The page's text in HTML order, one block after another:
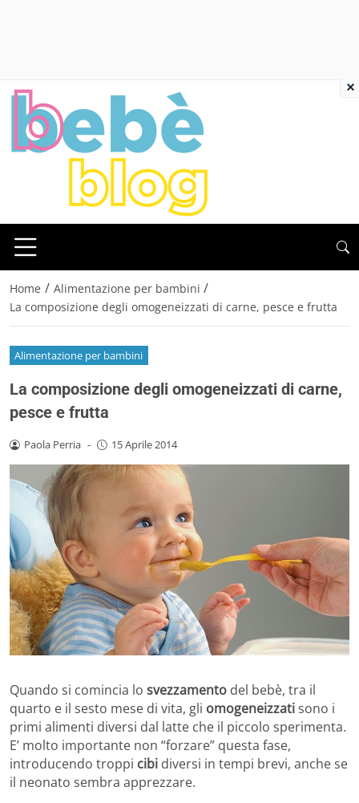
Home / Alimentazione per bambini /
La composizione degli omogeneizzati di carne, pesce e frutta
Alimentazione per bambini
La composizione degli omogeneizzati di carne,
pesce e frutta
Paola Perria - 15 Aprile 2014
Quando si comincia lo svezzamento del bebè, tra il
quarto e il sesto mese di vita, gli omogeneizzatisono i
primi alimenti diversi dal latte che il piccolo sperimenta.
E’ molto importante non “forzare” questa fase,
introducendo troppi cibi diversi in tempi brevi, anche se
il neonato sembra apprezzare.
×